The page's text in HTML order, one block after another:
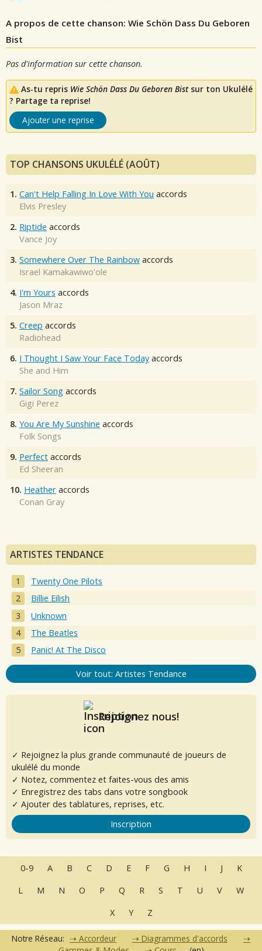
A propos de cette chanson: Wie Schön Dass Du Geboren
Bist
Pas d'information sur cette chanson.
As-tu repris Wie Schön Dass Du Geboren Bistsur ton Ukulélé
? Partage ta reprise!
Ajouter une reprise
TOP CHANSONS UKULÉLÉ (AOÛT)
1. Can't Help Falling In Love With You accords
Elvis Presley
2. Riptide accords
Vance Joy
3. Somewhere Over The Rainbow accords
Israel Kamakawiwo'ole
4. I'm Yours accords
Jason Mraz
5. Creep accords
Radiohead
6. I Thought I Saw Your Face Today accords
She and Him
7. Sailor Song accords
Gigi Perez
8. You Are My Sunshine accords
Folk Songs
9. Perfect accords
Ed Sheeran
10. Heather accords
Conan Gray
ARTISTES TENDANCE
Twenty One Pilots
Billie Eilish
Unknown
The Beatles
Panic! At The Disco
Voir tout: Artistes Tendance
Rejoignez nous!
✓ Rejoignez la plus grande communauté de joueurs de
ukulélé du monde
✓ Notez, commentez et faites-vous des amis
✓ Enregistrez des tabs dans votre songbook
✓ Ajouter des tablatures, reprises, etc.
Inscription
0-9 A B C D E F G H I J
K
L
M N O P Q R S T U V
W
X
Y Z
Notre Réseau: Accordeur
Diagrammes d'accords